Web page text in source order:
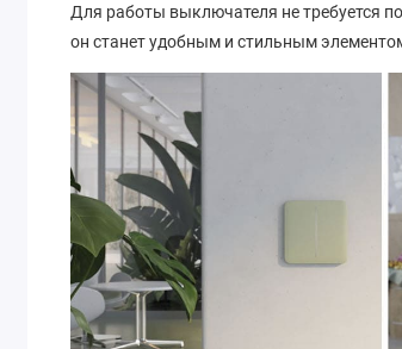
Для работы выключателя не требуется
он станет удобным и стильным